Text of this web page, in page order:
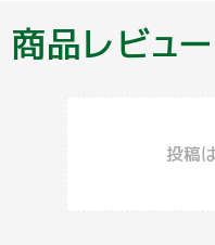
商品レビュー
投稿